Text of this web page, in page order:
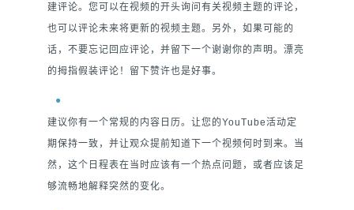
建评论。您可以在视频的开头询问有关视频主题的评论，
也可以评论未来将更新的视频主题。另外，如果可能的
话，不要忘记回应评论，并留下一个谢谢你的声明。漂亮
的拇指假装评论！留下赞许也是好事。
建议你有一个常规的内容日历。让您的YouTube活动定
期保持一致，并让观众提前知道下一个视频何时到来。当
然，这个日程表在当时应该有一个热点问题，或者应该足
够流畅地解释突然的变化。